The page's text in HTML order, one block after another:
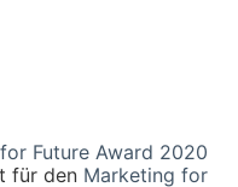
Future Award 2020
für den Marketing for